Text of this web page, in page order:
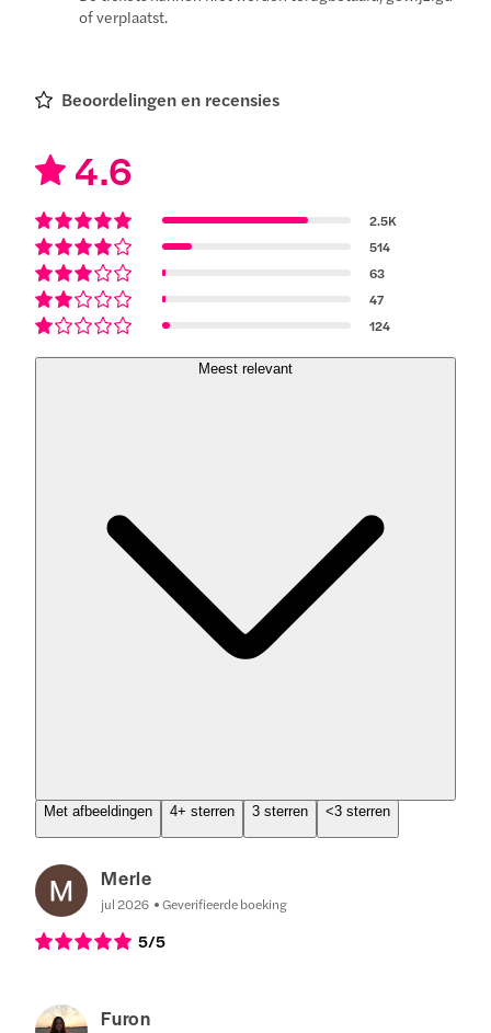
of verplaatst.
Beoordelingen en recensies
4.6
2.5K
514
63
47
124
Meest relevant
Met afbeeldingen 4+ sterren 3 sterren <3 sterren
Merle
jul 2026 Geverifieerde boeking
5/5
Furon